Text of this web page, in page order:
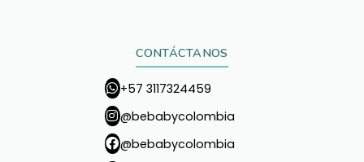
CONTÁCTANOS
+57 3117324459
@bebabycolombia
@bebabycolombia